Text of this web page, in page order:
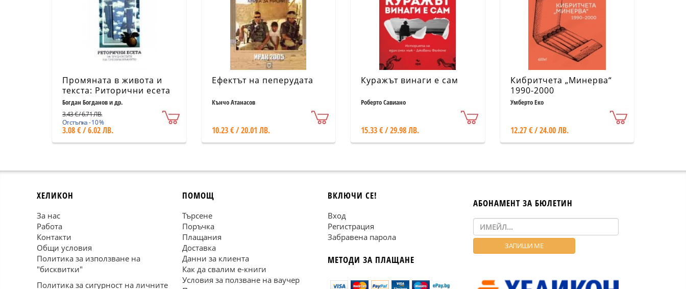
Промяната в живота и
текста: Риторични есета
Богдан Богданов и др.
3.43 € / 6.71 ЛВ.
Отстъпка - 10 %
3.08 € / 6.02 ЛВ.
Ефектът на пеперудата
Кънчо Атанасов
10.23 € / 20.01 ЛВ.
Куражът винаги е сам
Роберто Савиано
15.33 € / 29.98 ЛВ.
Кибритчета „Минерва“
1990-2000
Умберто Еко
12.27 € / 24.00 ЛВ.
ХЕЛИКОН
За нас
Работа
Контакти
Общи условия
Политика за използване на
"бисквитки"
Политика за сигурност на личните
ПОМОЩ
Търсене
Поръчка
Плащания
Доставка
Данни за клиента
Как да свалим е-книги
Условия за ползване на ваучер
ВКЛЮЧИ СЕ!
Вход
Регистрация
Забравена парола
МЕТОДИ ЗА ПЛАЩАНЕ
АБОНАМЕНТ ЗА БЮЛЕТИН